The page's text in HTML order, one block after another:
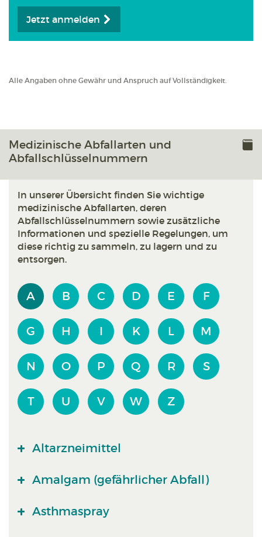
Jetzt anmelden
Alle Angaben ohne Gewähr und Anspruch auf Vollständigkeit.
Medizinische Abfallarten und
Abfallschlüsselnummern
In unserer Übersicht finden Sie wichtige
medizinische Abfallarten, deren
Abfallschlüsselnummern sowie zusätzliche
Informationen und spezielle Regelungen, um
diese richtig zu sammeln, zu lagern und zu
entsorgen.
A B C D E F
G H I K L M
N O P Q R S
T U V W Z
Altarzneimittel
Amalgam (gefährlicher Abfall)
Asthmaspray